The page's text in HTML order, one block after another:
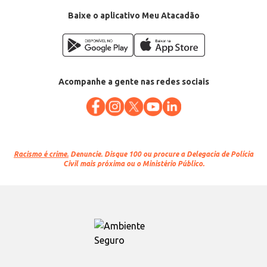
Baixe o aplicativo Meu Atacadão
Acompanhe a gente nas redes sociais
Racismo é crime. Denuncie. Disque 100 ou procure a Delegacia de Polícia
Civil mais próxima ou o Ministério Público.